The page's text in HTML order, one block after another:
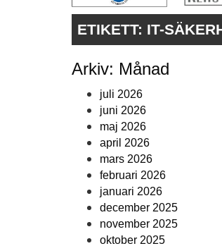
ETIKETT: IT-
Arkiv: Månad
juli 2026
juni 2026
maj 2026
april 2026
mars 2026
februari 2026
januari 2026
december 2025
november 2025
oktober 2025